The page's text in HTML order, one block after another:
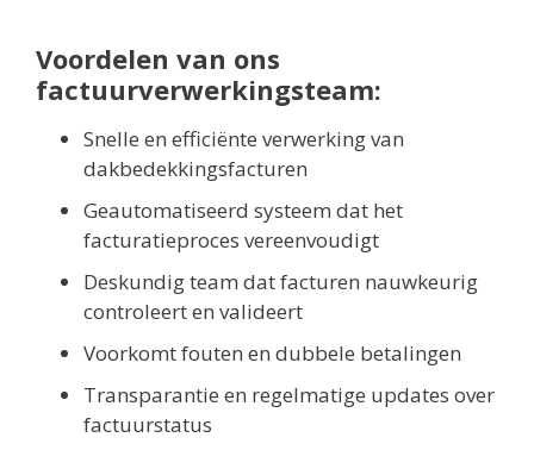
Voordelen van ons
factuurverwerkingsteam:
Snelle en efficiënte verwerking van
dakbedekkingsfacturen
Geautomatiseerd systeem dat het
facturatieproces vereenvoudigt
Deskundig team dat facturen nauwkeurig
controleert en valideert
Voorkomt fouten en dubbele betalingen
Transparantie en regelmatige updates over
factuurstatus